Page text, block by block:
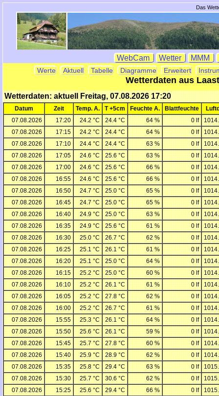
Das
WebCam Wetter MMM
Werte Aktuell Tabelle Diagramme Erweitert
Wetterdaten aus
Wetterdaten: aktuell Freitag, 07.08.2026 17:20
Datum Zeit Temp. A. T +5cm Feuchte A. Blattfeuchte
07.08.2026
17:20 24.2 °C 24.4 °C 64 % 0 lf
07.08.2026
17:15 24.2 °C 24.4 °C 64 % 0 lf
07.08.2026
17:10 24.4 °C 24.4 °C 63 % 0 lf
07.08.2026
17:05 24.6 °C 25.6 °C 63 % 0 lf
07.08.2026
17:00 24.6 °C 25.6 °C 66 % 0 lf
07.08.2026
16:55 24.6 °C 25.6 °C 66 % 0 lf
07.08.2026
16:50 24.7 °C 25.0 °C 65 % 0 lf
07.08.2026
16:45 24.7 °C 25.0 °C 65 % 0 lf
07.08.2026
16:40 24.9 °C 25.0 °C 63 % 0 lf
07.08.2026
16:35 24.9 °C 25.6 °C 61 % 0 lf
07.08.2026
16:30 25.0 °C 26.7 °C 62 % 0 lf
07.08.2026
16:25 25.1 °C 26.1 °C 61 % 0 lf
07.08.2026
16:20 25.1 °C 25.0 °C 64 % 0 lf
07.08.2026
16:15 25.2 °C 25.0 °C 60 % 0 lf
07.08.2026
16:10 25.2 °C 26.1 °C 61 % 0 lf
07.08.2026
16:05 25.2 °C 27.8 °C 62 % 0 lf
07.08.2026
16:00 25.2 °C 26.7 °C 61 % 0 lf
07.08.2026
15:55 25.3 °C 26.1 °C 64 % 0 lf
07.08.2026
15:50 25.6 °C 26.1 °C 59 % 0 lf
07.08.2026
15:45 25.7 °C 27.8 °C 60 % 0 lf
07.08.2026
15:40 25.9 °C 28.9 °C 62 % 0 lf
07.08.2026
15:35 25.8 °C 29.4 °C 63 % 0 lf
07.08.2026
15:30 25.7 °C 30.6 °C 62 % 0 lf
07.08.2026
15:25 25.6 °C 29.4 °C 66 % 0 lf